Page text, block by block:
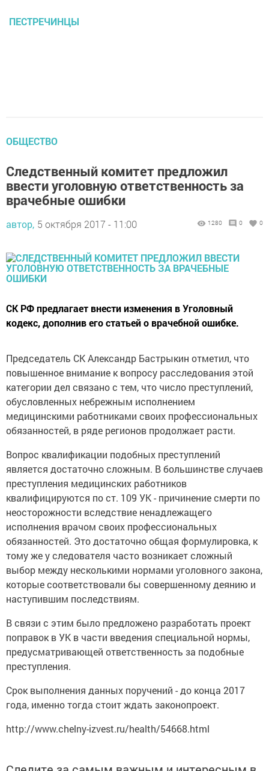
ПЕСТРЕЧИНЦЫ
ОБЩЕСТВО
Следственный комитет предложил
ввести уголовную ответственность за
врачебные ошибки
автор, 5 октября 2017 - 11:00 1280 0 0
СК РФ предлагает внести изменения в Уголовный
кодекс, дополнив его статьей о врачебной ошибке.
Председатель СК Александр Бастрыкин отметил, что
повышенное внимание к вопросу расследования этой
категории дел связано с тем, что число преступлений,
обусловленных небрежным исполнением
медицинскими работниками своих профессиональных
обязанностей, в ряде регионов продолжает расти.
Вопрос квалификации подобных преступлений
является достаточно сложным. В большинстве случаев
преступления медицинских работников
квалифицируются по ст. 109 УК - причинение смерти по
неосторожности вследствие ненадлежащего
исполнения врачом своих профессиональных
обязанностей. Это достаточно общая формулировка, к
тому же у следователя часто возникает сложный
выбор между несколькими нормами уголовного закона,
которые соответствовали бы совершенному деянию и
наступившим последствиям.
В связи с этим было предложено разработать проект
поправок в УК в части введения специальной нормы,
предусматривающей ответственность за подобные
преступления.
Срок выполнения данных поручений - до конца 2017
года, именно тогда стоит ждать законопроект.
http://www.chelny-izvest.ru/health/54668.html